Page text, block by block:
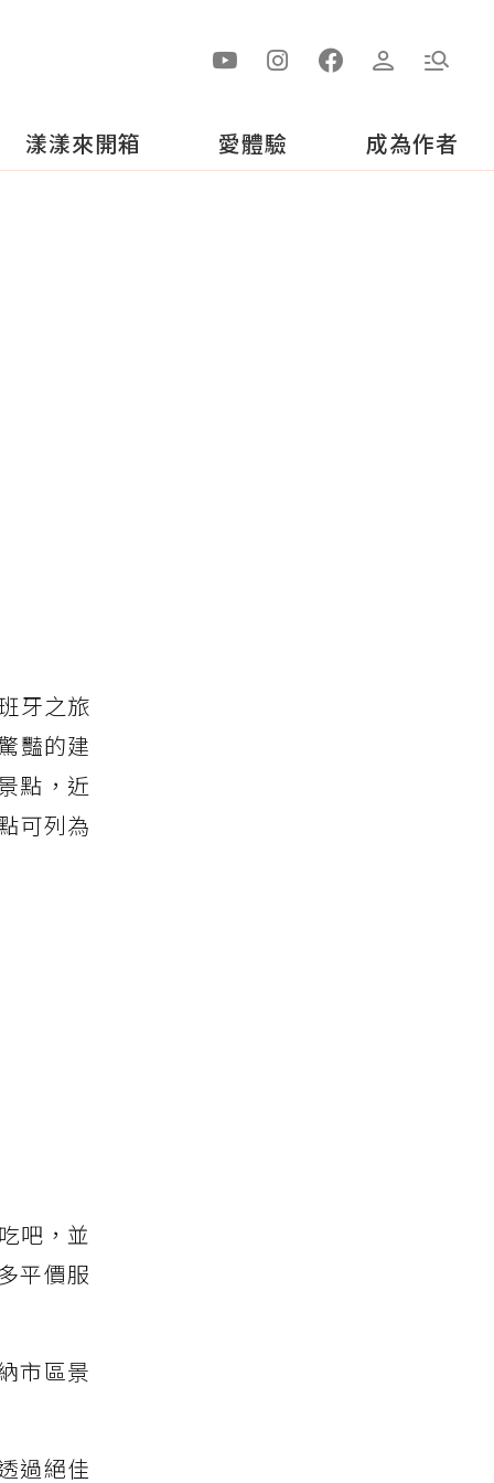
漾漾來開箱 愛體驗 成為作者
牙之旅
豔的建
點，近
可列為
吧，並
平價服
市區景
過絕佳